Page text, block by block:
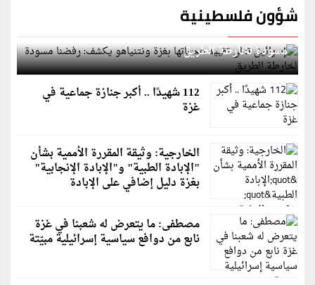
شؤون فلسطينية
إسرائيل تعلن تقييد هجماتها بغزة ونتنياهو يكشف: رفضنا
مسودة لخارطة الطريق
112 شهيدًا .. أكبر جنازة جماعية في
غزة
الخارجية: وثيقة المقررة الأممية بشأن
"الإبادة الطبية" و"الإبادة الإنجابية"
بغزة دليل إضافي على الإبادة
مصطفى: ما يتعرض له شعبنا في غزة
نابع من دوافع سياسية إسرائيلية مبيّتة